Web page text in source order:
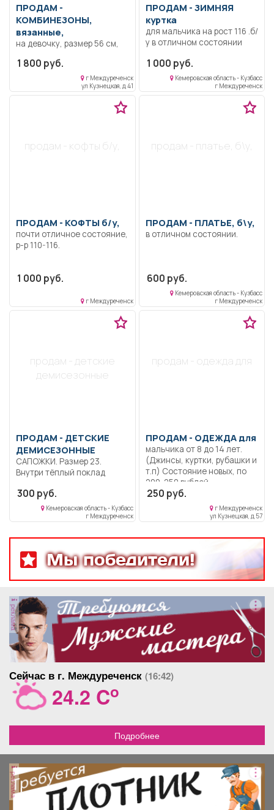
ПРОДАМ -
КОМБИНЕЗОНЫ,
вязанные,
на девочку, размер 56 см,
Состояние отличное.
1 800 руб.
г Междуреченск
ул Кузнецкая, д 41
ПРОДАМ - ЗИМНЯЯ
куртка
для мальчика на рост 116 .б/
у в отличном состоянии
1 000 руб.
Кемеровская область - Кузбасс
г Междуреченск
продам - кофты б/у,
ПРОДАМ - КОФТЫ б/у,
почти отличное состояние,
р-р 110-116.
1 000 руб.
г Междуреченск
продам - платье, б\у,
ПРОДАМ - ПЛАТЬЕ, б\у,
в отличном состоянии.
600 руб.
Кемеровская область - Кузбасс
г Междуреченск
продам - детские
демисезонные
ПРОДАМ - ДЕТСКИЕ
ДЕМИСЕЗОННЫЕ
САПОЖКИ. Размер 23.
Внутри тёплый поклад
300 руб.
Кемеровская область - Кузбасс
г Междуреченск
продам - одежда для
ПРОДАМ - ОДЕЖДА для
мальчика от 8 до 14 лет.
(Джинсы, куртки, рубашки и
т.п) Cостояние новых, по
200-250 рублей.
250 руб.
г Междуреченск
ул Кузнецкая, д 57
Мы победители!
реклама
Сейчас в г. Междуреченск (16:42)
24.2 Co
Подробнее
реклама